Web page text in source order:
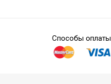
Способы оплаты